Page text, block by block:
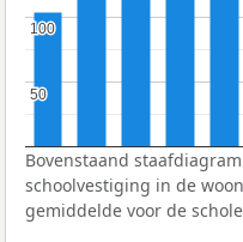
50
50
100
100
Bovenstaand
schoolvestiging in de
gemiddelde voor de